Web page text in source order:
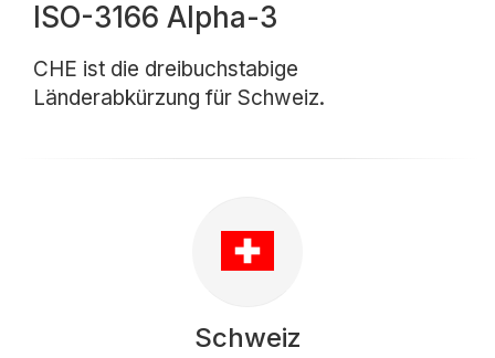
ISO-3166 Alpha-3
CHE ist die dreibuchstabige
Länderabkürzung für Schweiz.
Schweiz